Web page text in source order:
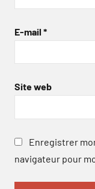
E-mail *
Site web
Enregistrer
navigateur pour